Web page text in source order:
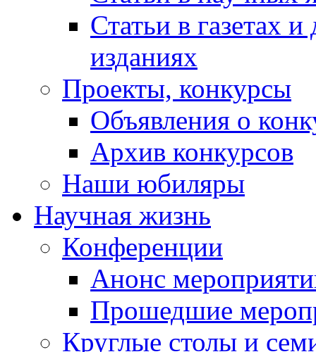
Статьи в газетах
изданиях
Проекты, конкурсы
Объявления о
Архив конкурсов
Наши юбиляры
Научная жизнь
Конференции
Анонс
Прошедшие
Круглые столы и